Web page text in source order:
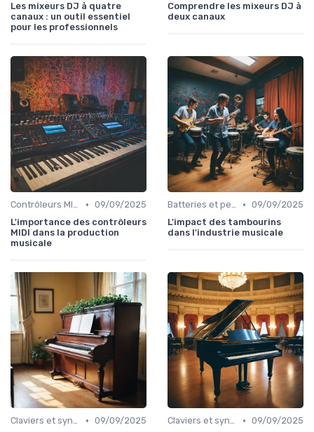
Les mixeurs DJ à quatre
canaux : un outil essentiel
pour les professionnels
Comprendre les mixeurs DJ à
deux canaux
Contrôleurs MIDI et samplers • 09/09/2025
L'importance des contrôleurs
MIDI dans la production
musicale
Batteries et percussions électroniques • 09/09/2025
L'impact des tambourins
dans l'industrie musicale
Claviers et synthétiseurs • 09/09/2025
Claviers et synthétiseurs • 09/09/2025